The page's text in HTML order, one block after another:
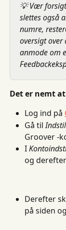
💡 Vær
slettes også
numre,
oversigt over
anmode om
Det er nemt
Log ind på
Gå til
Groover -
I
og
Derefter
på siden